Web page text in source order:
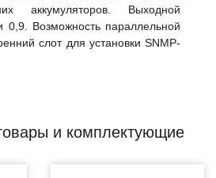
аккумуляторов. Выходной
Возможность параллельной
слот для установки SNMP-
и комплектующие